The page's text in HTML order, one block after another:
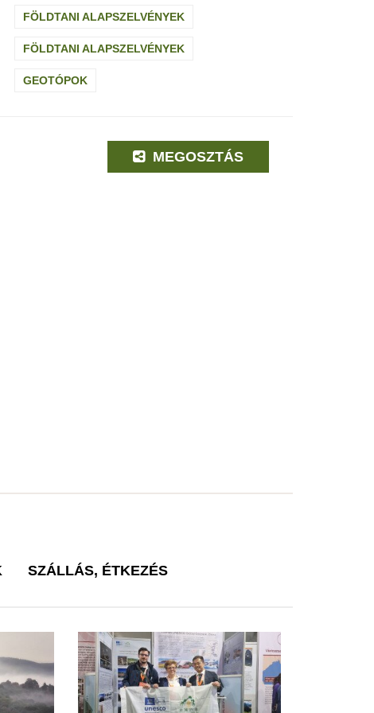
FÖLDTANI ALAPSZELVÉNYEK
FÖLDTANI ALAPSZELVÉNYEK
GEOTÓPOK
MEGOSZTÁS
SZÁLLÁS, ÉTKEZÉS